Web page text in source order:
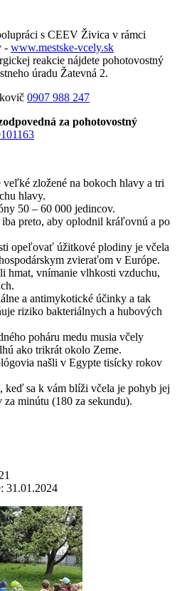
s CEEV Živica v rámci
- www.mestske-vcely.sk
reakcie nájdete pohotovostný
úradu Žatevná 2.
0907 988 247
za pohotovostný
zložené na bokoch hlavy a tri
hlavy.
50 – 60 000 jedincov.
preto, aby oplodnil kráľovnú a po
opeľovať úžitkové plodiny je včela
zvieraťom v Európe.
hmat, vnímanie vlhkosti vzduchu,
a antimykotické účinky a tak
riziko bakteriálnych a hubových
poháru medu musia včely
ako trikrát okolo Zeme.
našli v Egypte tisícky rokov
keď sa k vám blíži včela je pohyb jej
minútu (180 za sekundu).
31.01.2024